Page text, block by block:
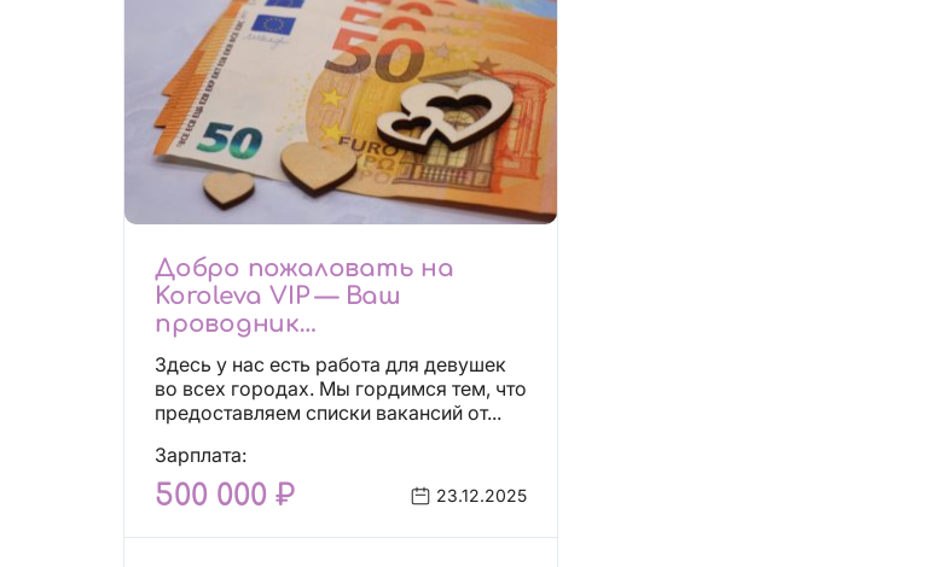
Добро пожаловать на
Koroleva VIP — Ваш
проводник
высокооплачиваемых
вакансий!
Здесь у нас есть работа для девушек
во всех городах. Мы гордимся тем, что
предоставляем списки вакансий от...
Зарплата:
500 000 ₽ 23.12.2025